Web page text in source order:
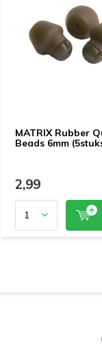
MATRIX Rubber
Beads 6mm
2,99